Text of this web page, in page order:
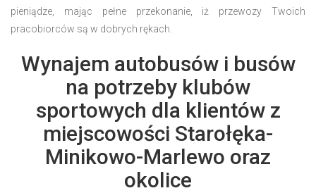
pieniądze, mając pełne przekonanie, iż przewozy Twoich
pracobiorców są w dobrych rękach.
Wynajem autobusów i busów
na potrzeby klubów
sportowych dla klientów z
miejscowości Starołęka-
Minikowo-Marlewo oraz
okolice